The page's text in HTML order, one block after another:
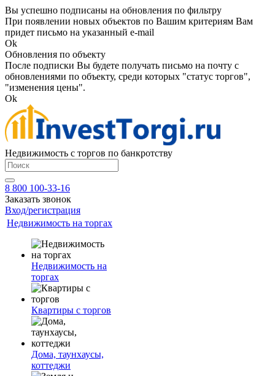
Вы успешно подписаны на обновления по фильтру
При появлении новых объектов по Вашим критериям Вам
придет письмо на указанный e-mail
Ok
Обновления по объекту
После подписки Вы будете получать письмо на почту с
обновлениями по объекту, среди которых "статус торгов",
"изменения цены".
Ok
Недвижимость с торгов по банкротству
8 800 100-33-16
Заказать звонок
Вход/регистрация
Недвижимость на торгах
Недвижимость на
торгах
Квартиры с торгов
Дома, таунхаусы,
коттеджи